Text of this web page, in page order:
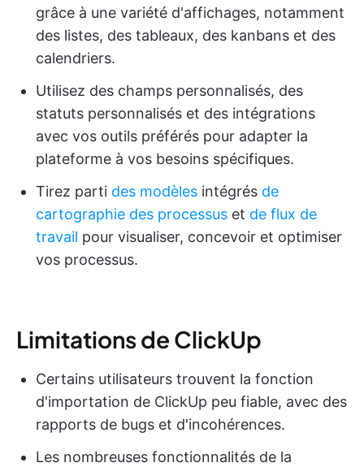
grâce à une variété d'affichages, notamment
des listes, des tableaux, des kanbans et des
calendriers.
Utilisez des champs personnalisés, des
statuts personnalisés et des intégrations
avec vos outils préférés pour adapter la
plateforme à vos besoins spécifiques.
Tirez parti des modèles intégrés de
cartographie des processus et de flux de
travail pour visualiser, concevoir et optimiser
vos processus.
Limitations de ClickUp
Certains utilisateurs trouvent la fonction
d'importation de ClickUp peu fiable, avec des
rapports de bugs et d'incohérences.
Les nombreuses fonctionnalités de la